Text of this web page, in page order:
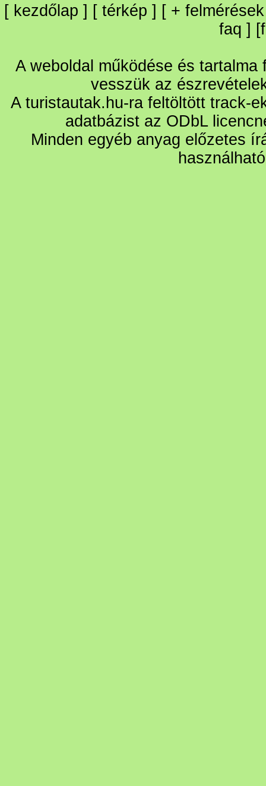
[ kezdőlap ] [ térkép ] [ + felmérések
faq ] [
A weboldal működése és
vesszük az
A turistautak.hu-ra feltöltött track-
adatbázist az ODbL
Minden egyéb anyag előzetes